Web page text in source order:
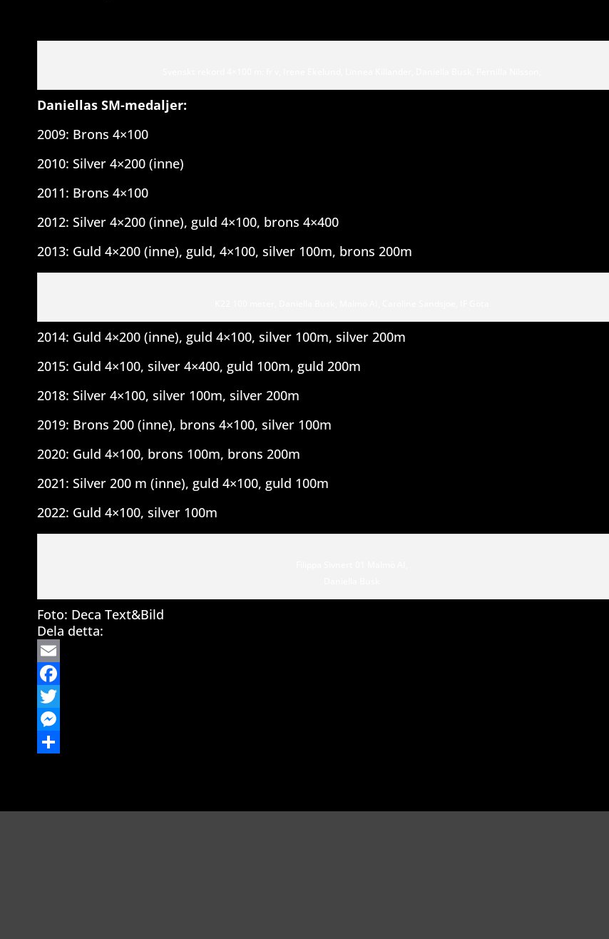
Daniellas SM-medaljer:
2009: Brons 4×100
2010: Silver 4×200 (inne)
2011: Brons 4×100
2012: Silver 4×200 (inne), guld 4×100, brons 4×400
2013: Guld 4×200 (inne), guld, 4×100, silver 100m, brons 200m
2014: Guld 4×200 (inne), guld 4×100, silver 100m, silver 200m
2015: Guld 4×100, silver 4×400, guld 100m, guld 200m
2018: Silver 4×100, silver 100m, silver 200m
2019: Brons 200 (inne), brons 4×100, silver 100m
2020: Guld 4×100, brons 100m, brons 200m
2021: Silver 200 m (inne), guld 4×100, guld 100m
2022: Guld 4×100, silver 100m
Foto: Deca Text&Bild
Dela detta:
Email
Facebook
Twitter
Messenger